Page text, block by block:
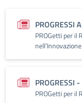
PROGRESSI
PROGetti per il
PROGRESSI
PROGetti per il